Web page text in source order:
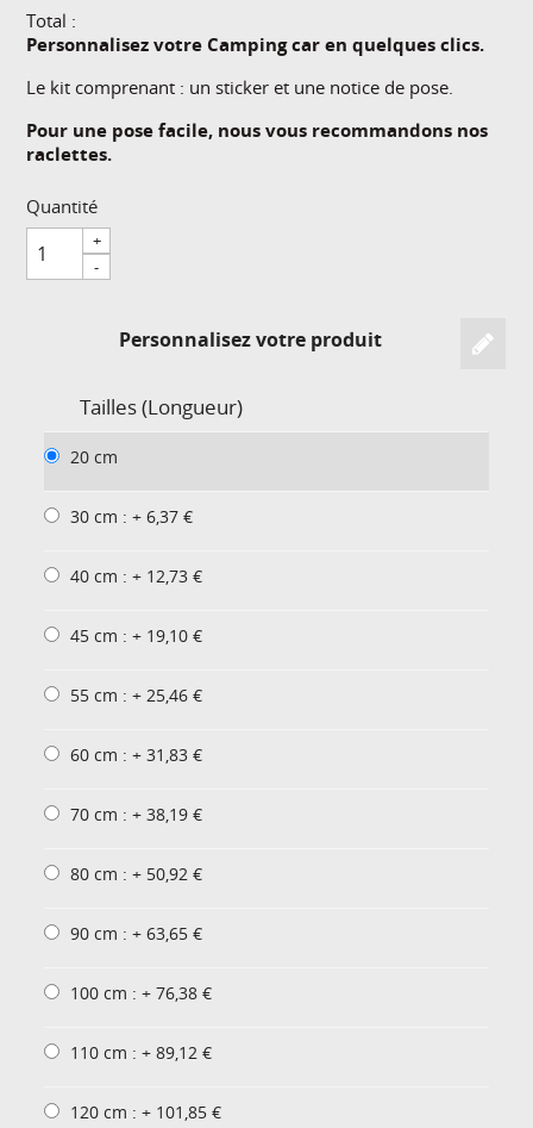
Total :
Personnalisez votre Camping car en quelques clics.
Le kit comprenant : un sticker et une notice de pose.
Pour une pose facile, nous vous recommandons nos
raclettes.
Quantité
+
-
Personnalisez votre produit
Tailles (Longueur)
20 cm
30 cm : + 6,37 €
40 cm : + 12,73 €
45 cm : + 19,10 €
55 cm : + 25,46 €
60 cm : + 31,83 €
70 cm : + 38,19 €
80 cm : + 50,92 €
90 cm : + 63,65 €
100 cm : + 76,38 €
110 cm : + 89,12 €
120 cm : + 101,85 €